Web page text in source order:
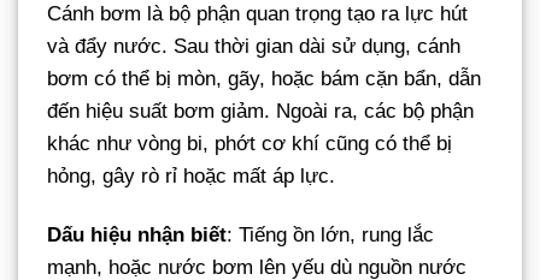
Cánh bơm là bộ phận quan trọng tạo ra lực hút
và đẩy nước. Sau thời gian dài sử dụng, cánh
bơm có thể bị mòn, gãy, hoặc bám cặn bẩn, dẫn
đến hiệu suất bơm giảm. Ngoài ra, các bộ phận
khác như vòng bi, phớt cơ khí cũng có thể bị
hỏng, gây rò rỉ hoặc mất áp lực.
Dấu hiệu nhận biết: Tiếng ồn lớn, rung lắc
mạnh, hoặc nước bơm lên yếu dù nguồn nước